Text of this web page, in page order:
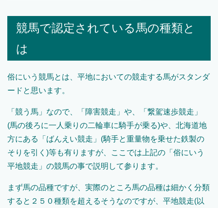
競馬で認定されている馬の種類と
は
俗にいう競馬とは、平地においての競走する馬がスタンダ
ードと思います。
「競う馬」なので、「障害競走」や、「繋駕速歩競走」
(馬の後ろに一人乗りの二輪車に騎手が乗る)や、北海道地
方にある「ばんえい競走」(騎手と重量物を乗せた鉄製の
そりを引く)等も有りますが、ここでは上記の「俗にいう
平地競走」の競馬の事で説明して参ります。
まず馬の品種ですが、実際のところ馬の品種は細かく分類
すると２５０種類を超えるそうなのですが、平地競走(以